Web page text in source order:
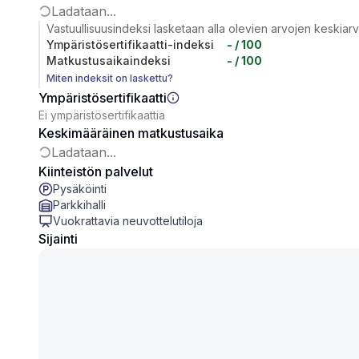
Ladataan...
Vastuullisuusindeksi lasketaan alla olevien arvojen
Ympäristösertifikaatti-indeksi
- / 100
Matkustusaikaindeksi
- / 100
Miten indeksit on laskettu?
Ympäristösertifikaatti
Ei ympäristösertifikaattia
Keskimääräinen matkustusaika
Ladataan...
Kiinteistön palvelut
Pysäköinti
Parkkihalli
Vuokrattavia neuvottelutiloja
Sijainti